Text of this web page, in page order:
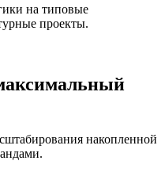
на типовые
проекты.
накопленной